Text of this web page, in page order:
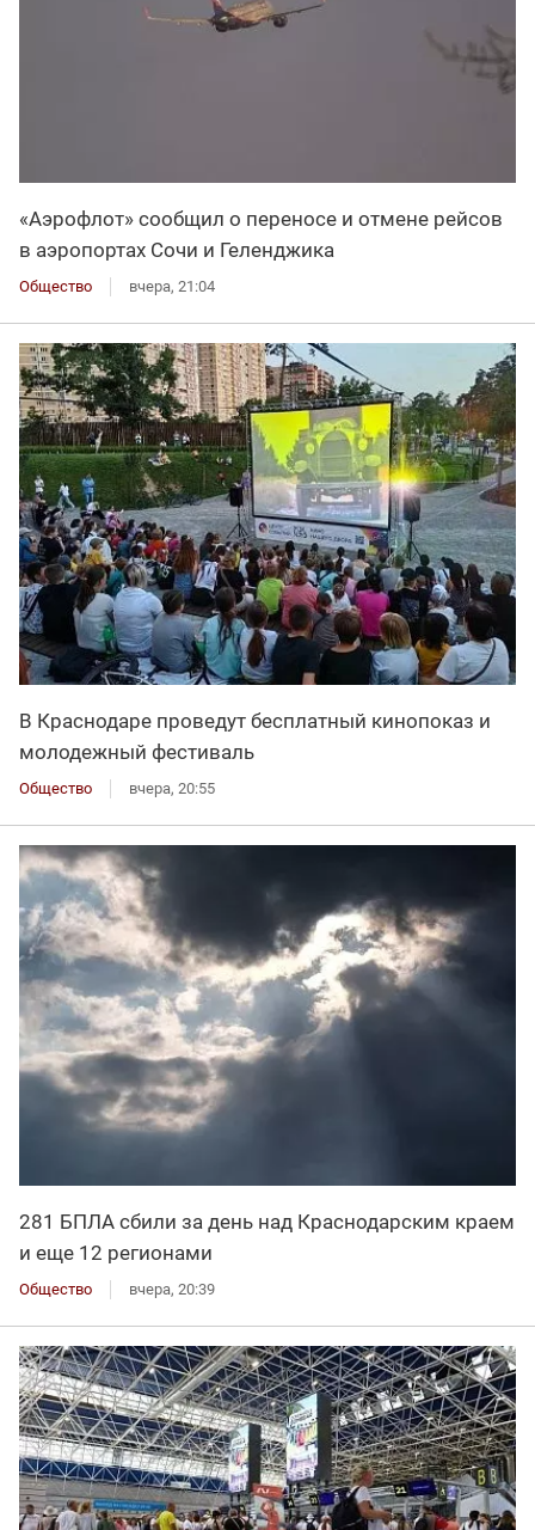
«Аэрофлот» сообщил о переносе и отмене рейсов
в аэропортах Сочи и Геленджика
Общество вчера, 21:04
В Краснодаре проведут бесплатный кинопоказ и
молодежный фестиваль
Общество вчера, 20:55
281 БПЛА сбили за день над Краснодарским краем
и еще 12 регионами
Общество вчера, 20:39